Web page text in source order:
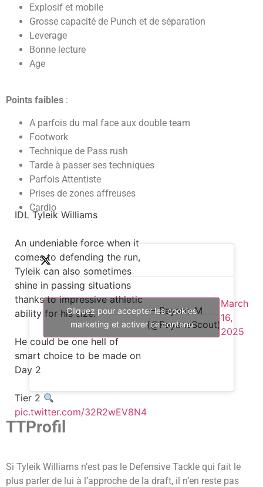
Explosif et mobile
Grosse capacité de Punch et de séparation
Leverage
Bonne lecture
Age
Points faibles :
A parfois du mal face aux double team
Footwork
Technique de Pass rush
Tarde à passer ses techniques
Parfois Attentiste
Prises de zones affreuses
Cardio
IDL Tyleik Williams
An undeniable force when it
comes to defending the run,
Tyleik can also sometimes
shine in passing situations
thanks to impressive athletic
ability for his size.
He could be one hell of
smart choice to be made on
Day 2
Tier 2
pic.twitter.com/32R2wEV8N4
— Rayane M
(@RayaneScout)
March
16,
2025
Cliquez pour accepter les cookies
marketing et activer ce contenu
TTProfil
Si Tyleik Williams n’est pas le Defensive Tackle qui fait le
plus parler de lui à l’approche de la draft, il n’en reste pas